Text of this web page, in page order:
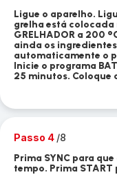
Ligue o aparelho.
grelha está colocada
GRELHADOR a 200
ainda os
automaticamente o
Inicie o programa
25 minutos. Coloque
Passo 4 /8
Prima SYNC para
tempo. Prima